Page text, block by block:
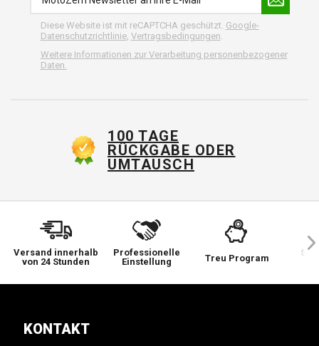
Diese Website ist mit reCAPTCHA geschützt. Google-
Datenschutzrichtlinie, Vertragsbedingungen
Weitere Informationen zur Verarbeitung personenbezogener
Daten.
100 TAGE
RÜCKGABE ODER
UMTAUSCH
Versand innerhalb
von 24 Stunden
Professionelle
Einstellung
Treu Program
Sie
KONTAKT